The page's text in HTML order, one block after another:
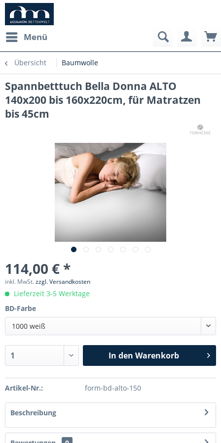
Menü
Übersicht Baumwolle
Spannbetttuch Bella Donna ALTO
140x200 bis 160x220cm, für Matratzen
bis 45cm
114,00 € *
inkl. MwSt.zzgl. Versandkosten
Lieferzeit 3-5 Werktage
BD-Farbe
1000 weiß
In den Warenkorb
Artikel-Nr.: form-bd-alto-150
Beschreibung